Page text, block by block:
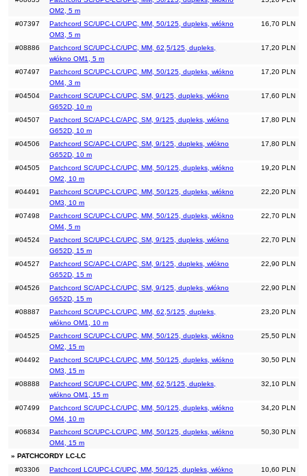
OM2, 5 m
16,70 PLN
#07397
Patchcord SC/UPC-LC/UPC, MM, 50/125, dupleks, włókno
OM3, 5 m
17,20 PLN
#08886
Patchcord SC/UPC-LC/UPC, MM, 62,5/125, dupleks,
włókno OM1, 5 m
17,20 PLN
#07497
Patchcord SC/UPC-LC/UPC, MM, 50/125, dupleks, włókno
OM4, 3 m
17,60 PLN
#04504
Patchcord SC/UPC-LC/UPC, SM, 9/125, dupleks, włókno
G652D, 10 m
17,80 PLN
#04507
Patchcord SC/APC-LC/APC, SM, 9/125, dupleks, włókno
G652D, 10 m
17,80 PLN
#04506
Patchcord SC/APC-LC/UPC, SM, 9/125, dupleks, włókno
G652D, 10 m
19,20 PLN
#04505
Patchcord SC/UPC-LC/UPC, MM, 50/125, dupleks, włókno
OM2, 10 m
22,20 PLN
#04491
Patchcord SC/UPC-LC/UPC, MM, 50/125, dupleks, włókno
OM3, 10 m
22,70 PLN
#07498
Patchcord SC/UPC-LC/UPC, MM, 50/125, dupleks, włókno
OM4, 5 m
22,70 PLN
#04524
Patchcord SC/UPC-LC/UPC, SM, 9/125, dupleks, włókno
G652D, 15 m
22,90 PLN
#04527
Patchcord SC/APC-LC/APC, SM, 9/125, dupleks, włókno
G652D, 15 m
22,90 PLN
#04526
Patchcord SC/APC-LC/UPC, SM, 9/125, dupleks, włókno
G652D, 15 m
23,20 PLN
#08887
Patchcord SC/UPC-LC/UPC, MM, 62,5/125, dupleks,
włókno OM1, 10 m
25,50 PLN
#04525
Patchcord SC/UPC-LC/UPC, MM, 50/125, dupleks, włókno
OM2, 15 m
30,50 PLN
#04492
Patchcord SC/UPC-LC/UPC, MM, 50/125, dupleks, włókno
OM3, 15 m
32,10 PLN
#08888
Patchcord SC/UPC-LC/UPC, MM, 62,5/125, dupleks,
włókno OM1, 15 m
34,20 PLN
#07499
Patchcord SC/UPC-LC/UPC, MM, 50/125, dupleks, włókno
OM4, 10 m
50,30 PLN
#06834
Patchcord SC/UPC-LC/UPC, MM, 50/125, dupleks, włókno
OM4, 15 m
» PATCHCORDY LC-LC
10,60 PLN
#03306
Patchcord LC/UPC-LC/UPC, MM, 50/125, dupleks, włókno